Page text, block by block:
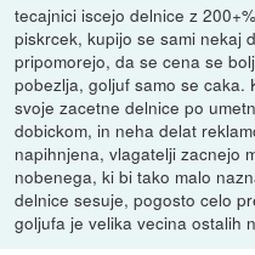
tecajnici iscejo delnice z 200+%
piskrcek, kupijo se sami nekaj
pripomorejo, da se cena se
pobezlja, goljuf samo se caka.
svoje zacetne delnice po
dobickom, in neha delat
napihnjena, vlagatelji zacnejo
nobenega, ki bi tako malo
delnice sesuje, pogosto celo
goljufa je velika vecina ostalih